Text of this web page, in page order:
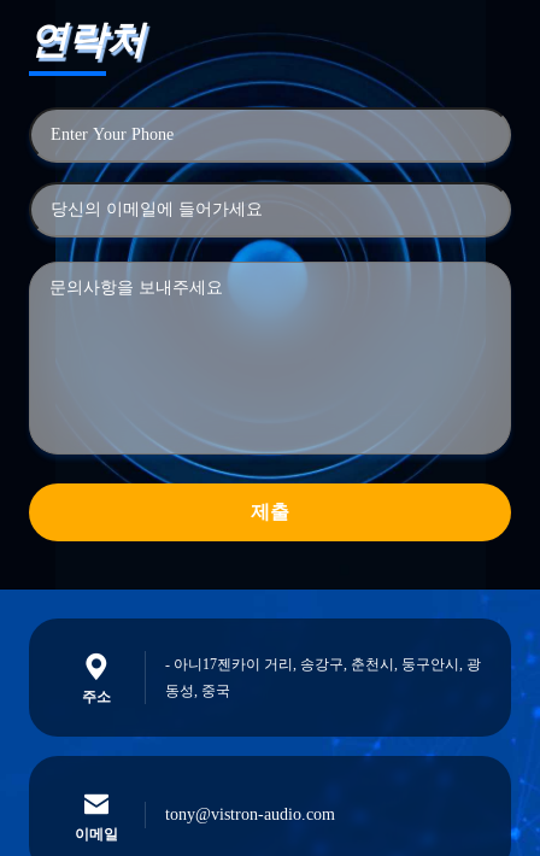
연락처
제출
주소
- 아니17젠카이 거리, 송강구, 춘천시, 둥구안시, 광
동성, 중국
이메일
tony@vistron-audio.com